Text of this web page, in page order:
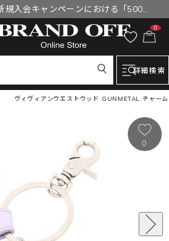
規入会キャンペーンにおける「500円
ン」付与漏れと補填について
0
詳細検索
ヴィヴィアンウエストウッド GUNMETAL チャ
0